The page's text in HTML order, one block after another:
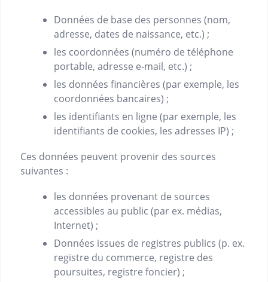
Données de base des personnes (nom,
adresse, dates de naissance, etc.) ;
les coordonnées (numéro de téléphone
portable, adresse e-mail, etc.) ;
les données financières (par exemple, les
coordonnées bancaires) ;
les identifiants en ligne (par exemple, les
identifiants de cookies, les adresses IP) ;
Ces données peuvent provenir des sources
suivantes :
les données provenant de sources
accessibles au public (par ex. médias,
Internet) ;
Données issues de registres publics (p. ex.
registre du commerce, registre des
poursuites, registre foncier) ;